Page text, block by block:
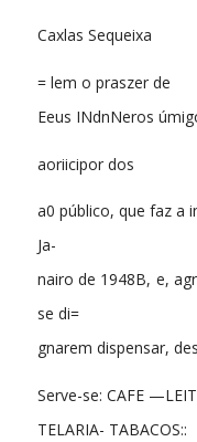
Caxlas Sequeixa
= lem o praszer de
Eeus INdnNeros
aoriicipor dos
a0 público, que faz a
Ja-
nairo de 1948B, e,
se di=
gnarem dispensar,
Serve-se: CAFE
TELARIA- TABACOS::